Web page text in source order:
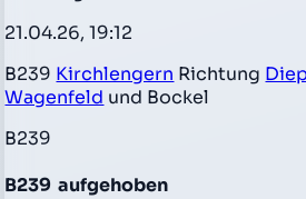
21.04.26, 19:12
B239 Kirchlengern Richtung
Wagenfeld und Bockel
B239
B239 aufgehoben